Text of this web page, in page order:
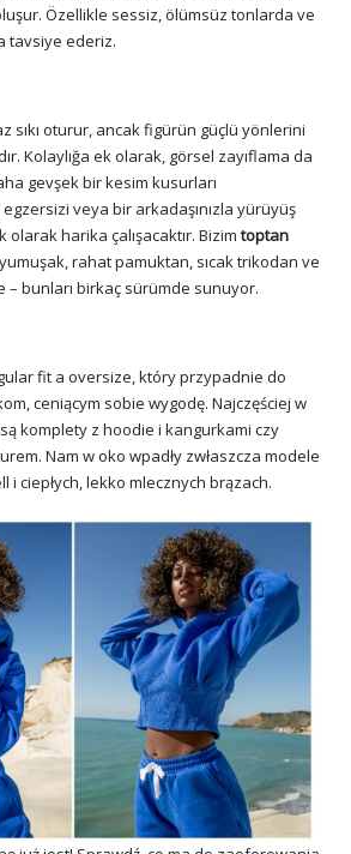
Özellikle sessiz, ölümsüz tonlarda ve
tavsiye ederiz.
sıkı oturur, ancak figürün güçlü yönlerini
Kolaylığa ek olarak, görsel zayıflama da
gevşek bir kesim kusurları
veya bir arkadaşınızla yürüyüş
harika çalışacaktır. Bizimtoptan
yumuşak, rahat pamuktan, sıcak trikodan ve
bunları birkaç sürümde sunuyor.
fit a oversize, który przypadnie do
ceniącym sobie wygodę. Najczęściej w
komplety z hoodie i kangurkami czy
Nam w oko wpadły zwłaszcza modele
i ciepłych, lekko mlecznych brązach.